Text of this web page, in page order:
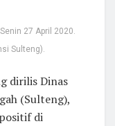
27 April 2020.
Sulteng).
dirilis Dinas
(Sulteng),
di